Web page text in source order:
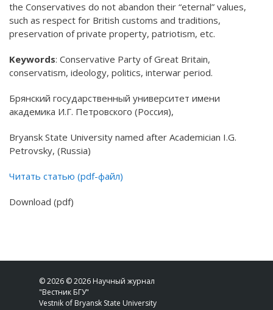
the Conservatives do not abandon their “eternal” values,
such as respect for British customs and traditions,
preservation of private property, patriotism, etc.
Keywords: Conservative Party of Great Britain,
conservatism, ideology, politics, interwar period.
Брянский государственный университет имени
академика И.Г. Петровского (Россия),
Bryansk State University named after Academician I.G.
Petrovsky, (Russia)
Читать статью (pdf-файл)
Download (pdf)
© 2026 © 2026 Научный журнал
"Вестник БГУ"
Vestnik of Bryansk State University